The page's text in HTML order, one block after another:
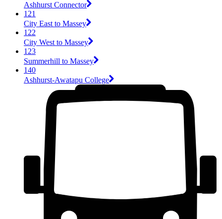
Ashhurst Connector
121
City East to Massey
122
City West to Massey
123
Summerhill to Massey
140
Ashhurst-Awatapu College